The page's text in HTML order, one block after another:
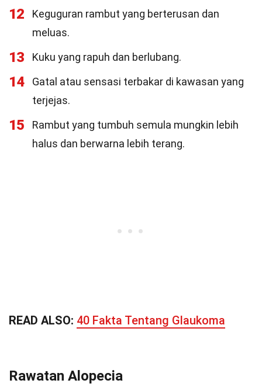
12
Keguguran rambut yang berterusan dan
meluas.
13 Kuku yang rapuh dan berlubang.
14
Gatal atau sensasi terbakar di kawasan yang
terjejas.
15
Rambut yang tumbuh semula mungkin lebih
halus dan berwarna lebih terang.
READ ALSO: 40 Fakta Tentang Glaukoma
Rawatan Alopecia